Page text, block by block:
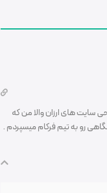
سایت های ارزان والا من که
رو به تیم فرکام میسپردم .